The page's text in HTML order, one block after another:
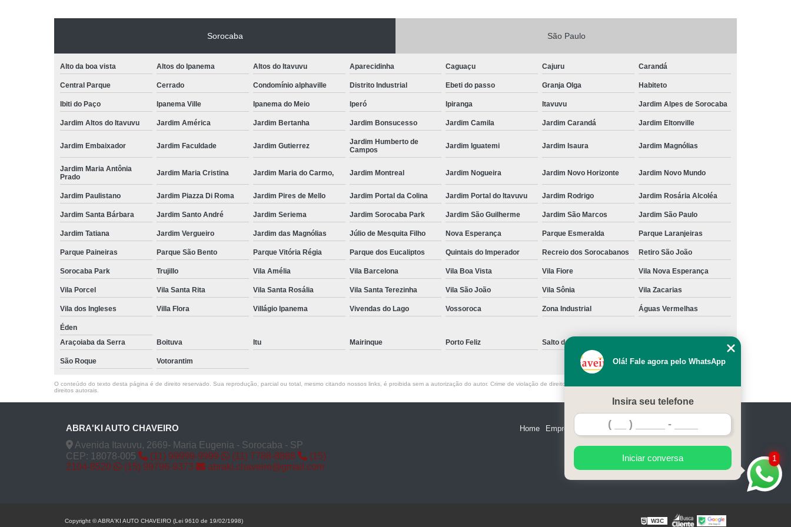
Fechadura Porta
Fechadura Porta de Vidro
Instalação de Fechadura Adicional Sorocaba
Instalação de Fechadura de Porta com Segredo Sorocaba
Instalação de Fechadura Digital Zona Norte de Sorocaba
Instalação de Fechadura em Portão Sorocaba
Instalação de Fechadura Portão Social Zona Norte de Sorocaba
Instalação de Fechadura Sorocaba
Instalação de Fechaduras em Portas Sorocaba
Instalação e Reparo de Fechadura de Portão Sorocaba
Fechadura Miolo
Miolo da Fechadura
Miolo de Fechadura
Miolo de Fechadura de Porta
Miolo de Fechadura de Porta de Madeira
Miolo de Fechadura de Portão
Miolo de Fechadura Porta de Alumínio
Miolo de Fechadura Tetra
Miolo Fechadura
Miolo Fechadura Manutenção
Miolo Fechadura Porta de Vidro
Miolo para Fechadura
Fechadura com Segredo Numérico
Fechadura de Segredo
Fechadura Segredo Porta
Troca de Segredo de Fechadura
Sorocaba São Paulo
Alto da boa vista Altos do Ipanema Altos do Itavuvu Aparecidinha Caguaçu Cajuru Carandá
Central Parque Cerrado Condomínio alphaville Distrito Industrial Ebeti do passo Granja Olga Habiteto
Ibiti do Paço Ipanema Ville Ipanema do Meio Iperó Ipiranga Itavuvu Jardim Alpes de Sorocaba
Jardim Altos do Itavuvu Jardim América Jardim Bertanha Jardim Bonsucesso Jardim Camila Jardim Carandá Jardim Eltonville
Jardim Embaixador Jardim Faculdade Jardim Gutierrez
Jardim Humberto de
Campos
Jardim Iguatemi Jardim Isaura Jardim Magnólias
Jardim Maria Antônia
Prado
Jardim Maria Cristina Jardim Maria do Carmo, Jardim Montreal Jardim Nogueira Jardim Novo Horizonte Jardim Novo Mundo
Jardim Paulistano Jardim Piazza Di Roma Jardim Pires de Mello Jardim Portal da Colina Jardim Portal do Itavuvu Jardim Rodrigo Jardim Rosária Alcoléa
Jardim Santa Bárbara Jardim Santo André Jardim Seriema Jardim Sorocaba Park Jardim São Guilherme Jardim São Marcos Jardim São Paulo
Jardim Tatiana Jardim Vergueiro Jardim das Magnólias Júlio de Mesquita Filho Nova Esperança Parque Esmeralda Parque Laranjeiras
Parque Paineiras Parque São Bento Parque Vitória Régia Parque dos Eucaliptos Quintais do Imperador Recreio dos Sorocabanos Retiro São João
Sorocaba Park Trujillo Vila Amélia Vila Barcelona Vila Boa Vista Vila Fiore Vila Nova Esperança
Vila Porcel Vila Santa Rita Vila Santa Rosália Vila Santa Terezinha Vila São João Vila Sônia Vila Zacarias
Vila dos Ingleses Villa Flora Villágio Ipanema Vivendas do Lago Vossoroca Zona Industrial Águas Vermelhas
Éden
Araçoiaba da Serra
Boituva Itu Mairinque Porto Feliz Salto de Pirapora
São Roque Votorantim
O conteúdo do texto desta página é de direito reservado. Sua reprodução, parcial ou total, mesmo citando nossos links, é proibida sem a autorização do autor. Crime de violação de direito autoral – artigo 184 do Código Penal –
direitos autorais
ABRA'KI AUTO CHAVEIRO
Avenida Itavuvu, 2669- Maria Eugenia - Sorocaba - SP
CEP: 18078-005
(11) 99999-9999 (11) 7788-8888
(15)
2104-8520
(15) 99796-9373 abraki.chaveiro@gmail.com
Home Empresa Serviços Contato Mapa do site
1
Olá! Fale agora pelo WhatsApp
Insira seu telefone
Iniciar conversa
Copyright © ABRA'KI AUTO CHAVEIRO (Lei 9610 de 19/02/1998) W3C